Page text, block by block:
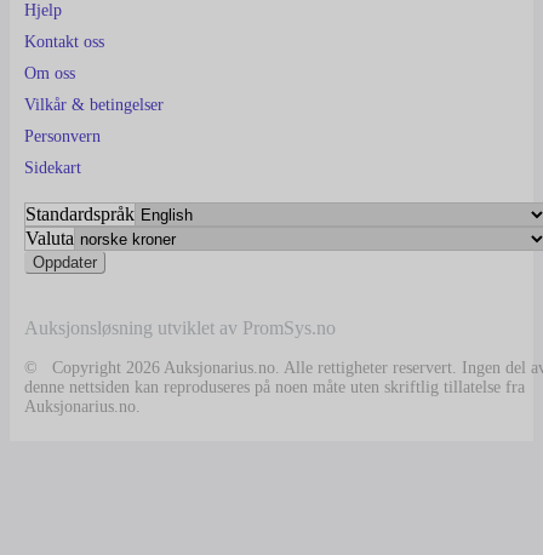
Hjelp
Kontakt oss
Om oss
Vilkår & betingelser
Personvern
Sidekart
Standardspråk
Valuta
Auksjonsløsning utviklet av PromSys.no
© Copyright 2026 Auksjonarius.no. Alle rettigheter reservert. Ingen del
denne nettsiden kan reproduseres på noen måte uten skriftlig tillatelse fra
Auksjonarius.no.